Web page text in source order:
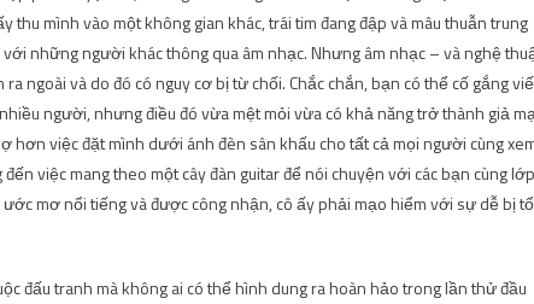
thu mình vào một không gian khác, trái tim đang đập và mâu thuẫn trung
những người khác thông qua âm nhạc. Nhưng âm nhạc – và nghệ
ngoài và do đó có nguy cơ bị từ chối. Chắc chắn, bạn có thể cố gắng
người, nhưng điều đó vừa mệt mỏi vừa có khả năng trở thành giả
hơn việc đặt mình dưới ánh đèn sân khấu cho tất cả mọi người cùng
việc mang theo một cây đàn guitar để nói chuyện với các bạn cùng
mơ nổi tiếng và được công nhận, cô ấy phải mạo hiểm với sự dễ bị
đấu tranh mà không ai có thể hình dung ra hoàn hảo trong lần thử đầu